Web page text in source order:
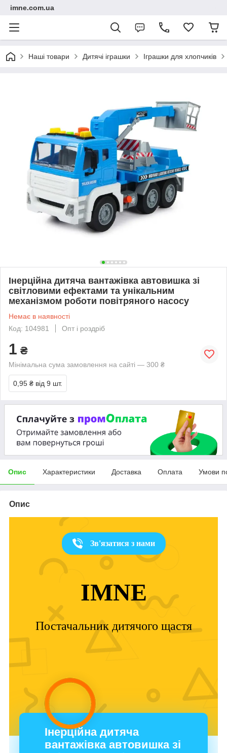
imne.com.ua
Наші товари Дитячі іграшки Іграшки для хлопчиків
Інерційна дитяча вантажівка автовишка зі
світловими ефектами та унікальним
механізмом роботи повітряного насосу
Немає в наявності
Код: 104981
Опт і роздріб
1 ₴
Мінімальна сума замовлення на сайті — 300 ₴
0,95 ₴ від 9 шт.
Опис Характеристики Доставка Оплата Умови
Опис
Зв'язатися з нами
IMNE
Постачальник дитячого щастя
Інерційна дитяча
вантажівка автовишка зі